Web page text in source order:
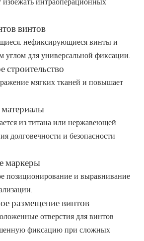
винтов
нефиксирующиеся винты и
для универсальной фиксации.
строительство
мягких тканей и повышает
из титана или нержавеющей
долговечности и безопасности
маркеры
позиционирование и выравнивание
размещение винтов
отверстия для винтов
фиксацию при сложных